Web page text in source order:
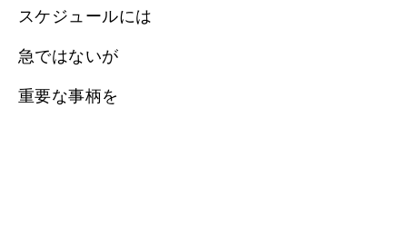
スケジュールには
急ではないが
重要な事柄を